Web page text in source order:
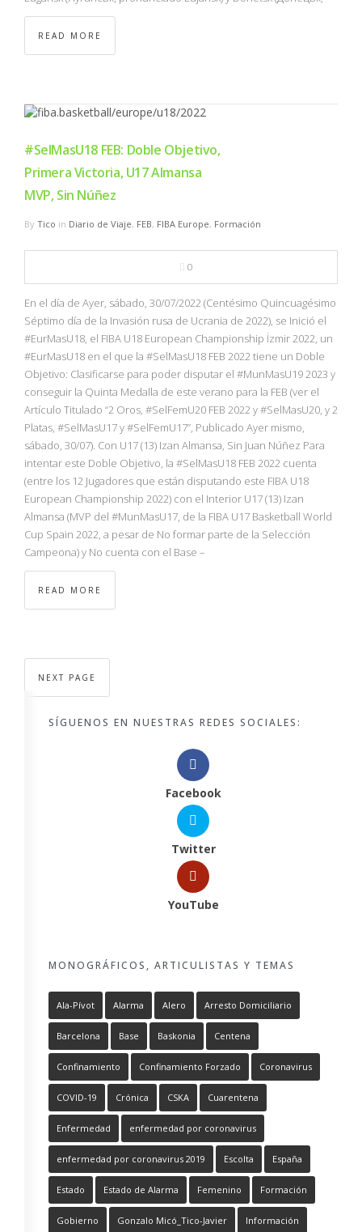
READ MORE
#SelMasU18 FEB: Doble Objetivo,
Primera Victoria, U17 Almansa
MVP, Sin Núñez
By Tico in Diario de Viaje, FEB, FIBA Europe, Formación
0
En el día de Ayer, sábado, 30/07/2022 (Centésimo Quincuagésimo
Séptimo día de la Invasión rusa de Ucrania de 2022), se Inició el
#EurMasU18, el FIBA U18 European Championship İzmir 2022, un
#EurMasU18 en el que la #SelMasU18 FEB 2022 tiene un Doble
Objetivo: Clasificarse para poder disputar el #MunMasU19 2023 y
conseguir la Quinta Medalla de este verano para la FEB (ver el
Artículo Titulado “2 Oros, #SelFemU20 FEB 2022 y #SelMasU20, y 2
Platas, #SelMasU17 y #SelFemU17”, Publicado Ayer mismo,
sábado, 30/07). Con U17 (13) Izan Almansa, Sin Juan Núñez Para
intentar este Doble Objetivo, la #SelMasU18 FEB 2022 cuenta
(entre los 12 Jugadores que están disputando este FIBA U18
European Championship 2022) con el Interior U17 (13) Izan
Almansa (MVP del #MunMasU17, de la FIBA U17 Basketball World
Cup Spain 2022, a pesar de No formar parte de la Selección
Campeona) y No cuenta con el Base –
READ MORE
NEXT PAGE
SÍGUENOS EN NUESTRAS REDES SOCIALES:
Facebook
Twitter
YouTube
MONOGRÁFICOS, ARTICULISTAS Y TEMAS
Ala-Pívot Alarma Alero Arresto Domiciliario
Barcelona Base Baskonia Centena
Confinamiento Confinamiento Forzado Coronavirus
COVID-19 Crónica CSKA Cuarentena
Enfermedad enfermedad por coronavirus
enfermedad por coronavirus 2019 Escolta España
Estado Estado de Alarma Femenino Formación
Gobierno Gonzalo Micó_Tico-Javier Información